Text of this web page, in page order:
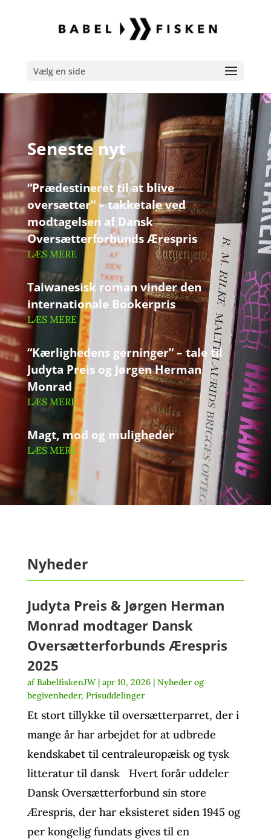
Vælg en side
Seneste nyt
“Prædestineret til at blive
oversætter” – takketale ved
modtagelsen af Dansk
Oversætterforbunds Ærespris
LÆS MERE
Taiwanesisk roman vinder den
internationale Bookerpris
LÆS MERE
“Kærlighedens gerninger” – tale til
Judyta Preis og Jørgen Herman
Monrad
LÆS MERE
Magt, mod og muligheder
LÆS MERE
Nyheder
Judyta Preis & Jørgen Herman
Monrad modtager Dansk
Oversætterforbunds Ærespris
2025
afBabelfiskenJW| apr 10, 2026| Nyheder og
begivenheder, Prisuddelinger
Et stort tillykke til oversætterparret, der i
mange år har arbejdet for at udbrede
kendskabet til centraleuropæisk og tysk
litteratur til dansk Hvert forår uddeler
Dansk Oversætterforbund sin store
Ærespris, der har eksisteret siden 1945 og
per kongelig fundats gives til en